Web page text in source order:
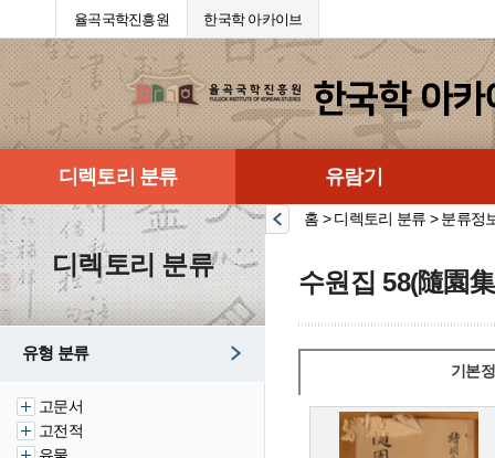
율곡국학진흥원 한국학 아카이브
디렉토리 분류 유람기
디렉토리 분류
유형 분류
고문서
고전적
홈 > 디렉토리 분류 > 분류정
수원집 58(隨園
기본